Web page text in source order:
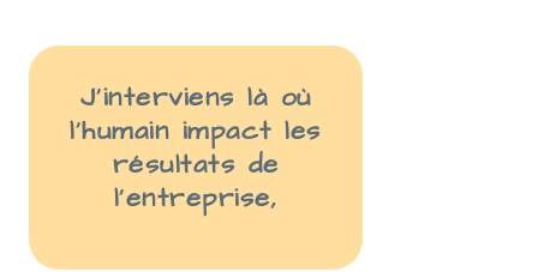
J’interviens là où
l’humain impact les
résultats de
l’entreprise,